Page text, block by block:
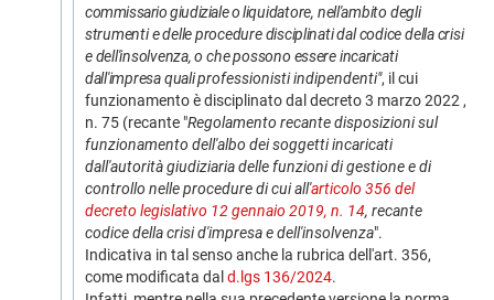
commissario giudiziale oliquidatore, nell'ambito degli
strumenti edelleprocedure disciplinatidal codicedella crisi
e dell'insolvenza, o chepossono essereincaricati
dall'impresaqualiprofessionisti indipendenti", il cui
funzionamento è disciplinato dal decreto 3 marzo 2022 ,
n. 75 (recante "Regolamento recante disposizioni sul
funzionamento dell'albo dei soggetti incaricati
dall'autorità giudiziaria delle funzioni di gestione e di
controllo nelle procedure di cui all'articolo 356 del
decreto legislativo 12 gennaio 2019, n. 14, recante
codice della crisi d'impresa e dell'insolvenza".
Indicativa in tal senso anche la rubrica dell'art. 356,
come modificata dal d.lgs 136/2024.